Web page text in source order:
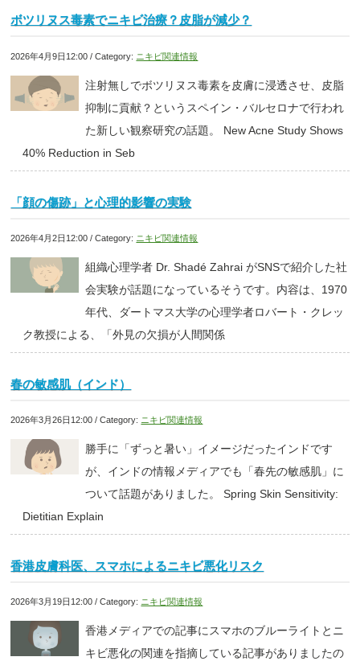
ボツリヌス毒素でニキビ治療？皮脂が減少？
2026年4月9日12:00 / Category: ニキビ関連情報
注射無しでボツリヌス毒素を皮膚に浸透させ、皮脂
抑制に貢献？というスペイン・バルセロナで行われ
た新しい観察研究の話題。 New Acne Study Shows
40% Reduction in Seb
「顔の傷跡」と心理的影響の実験
2026年4月2日12:00 / Category: ニキビ関連情報
組織心理学者 Dr. Shadé Zahrai がSNSで紹介した社
会実験が話題になっているそうです。内容は、1970
年代、ダートマス大学の心理学者ロバート・クレッ
ク教授による、「外見の欠損が人間関係
春の敏感肌（インド）
2026年3月26日12:00 / Category: ニキビ関連情報
勝手に「ずっと暑い」イメージだったインドです
が、インドの情報メディアでも「春先の敏感肌」に
ついて話題がありました。 Spring Skin Sensitivity:
Dietitian Explain
香港皮膚科医、スマホによるニキビ悪化リスク
2026年3月19日12:00 / Category: ニキビ関連情報
香港メディアでの記事にスマホのブルーライトとニ
キビ悪化の関連を指摘している記事がありましたの